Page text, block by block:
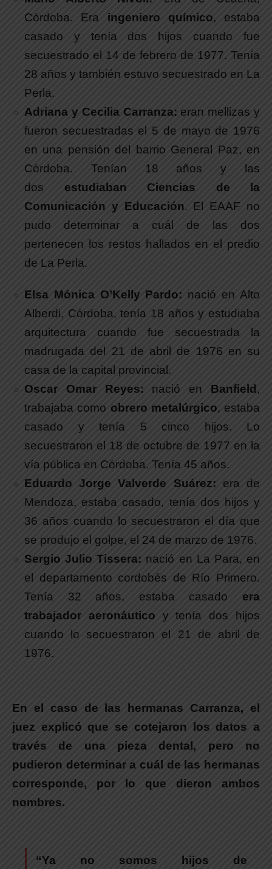
Córdoba. Era ingeniero químico, estaba
casado y tenía dos hijos cuando fue
secuestrado el 14 de febrero de 1977. Tenía
28 años y también estuvo secuestrado en La
Perla.
Adriana y Cecilia Carranza: eran mellizas y
fueron secuestradas el 5 de mayo de 1976
en una pensión del barrio General Paz, en
Córdoba. Tenían 18 años y las
dos estudiaban Ciencias de la
Comunicación y Educación. El EAAF no
pudo determinar a cuál de las dos
pertenecen los restos hallados en el predio
de La Perla.
Elsa Mónica O’Kelly Pardo: nació en Alto
Alberdi, Córdoba, tenía 18 años y estudiaba
arquitectura cuando fue secuestrada la
madrugada del 21 de abril de 1976 en su
casa de la capital provincial.
Oscar Omar Reyes:
nació en Banfield ,
trabajaba como obrero metalúrgico, estaba
casado y tenía 5 cinco hijos. Lo
secuestraron el 18 de octubre de 1977 en la
vía pública en Córdoba. Tenía 45 años.
Eduardo Jorge Valverde Suárez: era de
Mendoza, estaba casado, tenía dos hijos y
36 años cuando lo secuestraron el día que
se produjo el golpe, el 24 de marzo de 1976.
Sergio Julio Tissera: nació en La Para, en
el departamento cordobés de Río Primero.
Tenía 32 años, estaba casado era
trabajador aeronáutico y tenía dos hijos
cuando lo secuestraron el 21 de abril de
1976.
En el caso de las hermanas Carranza, el
juez explicó que se cotejaron los datos a
través de una pieza dental, pero no
pudieron determinar a cuál de las hermanas
corresponde, por lo que dieron ambos
nombres.
“Ya no somos hijos de